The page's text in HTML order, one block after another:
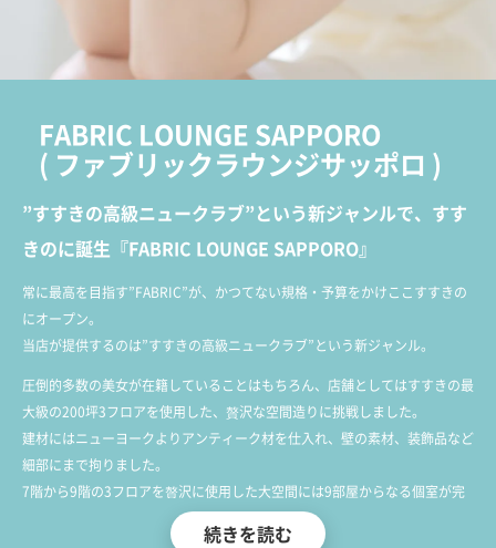
FABRIC LOUNGE SAPPORO
( ファブリックラウンジサッポロ )
”すすきの高級ニュークラブ”という新ジャンルで、すす
きのに誕生『FABRIC LOUNGE SAPPORO』
常に最高を目指す”FABRIC”が、かつてない規格・予算をかけここすすきの
にオープン。
当店が提供するのは”すすきの高級ニュークラブ”という新ジャンル。
圧倒的多数の美女が在籍していることはもちろん、店舗としてはすすきの最
大級の200坪3フロアを使用した、贅沢な空間造りに挑戦しました。
建材にはニューヨークよりアンティーク材を仕入れ、壁の素材、装飾品など
細部にまで拘りました。
7階から9階の3フロアを贅沢に使用した大空間には9部屋からなる個室が完
備されており、プライベートな時間を過ごすのに最適な設備が整っておりま
続きを読む